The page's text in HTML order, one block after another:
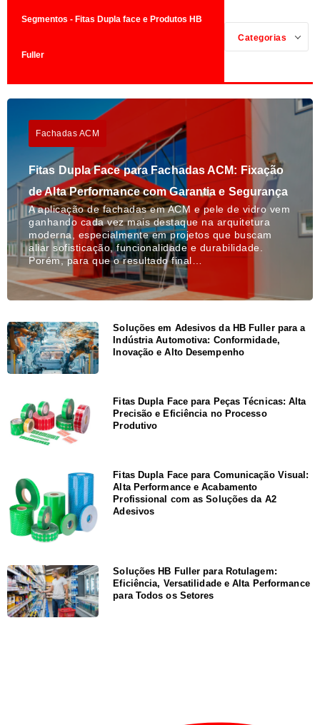
Segmentos - Fitas Dupla face e Produtos HB
Fuller
Categorias
Fachadas ACM
Fitas Dupla Face para Fachadas ACM: Fixação
de Alta Performance com Garantia e Segurança
A aplicação de fachadas em ACM e pele de vidro vem
ganhando cada vez mais destaque na arquitetura
moderna, especialmente em projetos que buscam
aliar sofisticação, funcionalidade e durabilidade.
Porém, para que o resultado final…
Soluções em Adesivos da HB Fuller para a
Indústria Automotiva: Conformidade,
Inovação e Alto Desempenho
Fitas Dupla Face para Peças Técnicas: Alta
Precisão e Eficiência no Processo
Produtivo
Fitas Dupla Face para Comunicação Visual:
Alta Performance e Acabamento
Profissional com as Soluções da A2
Adesivos
Soluções HB Fuller para Rotulagem:
Eficiência, Versatilidade e Alta Performance
para Todos os Setores